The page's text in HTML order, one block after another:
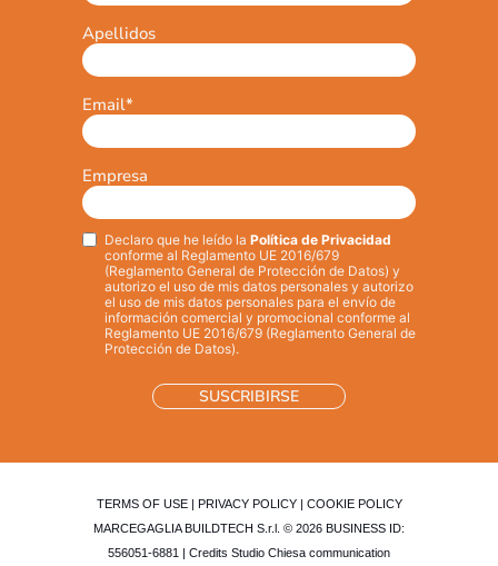
Apellidos
Email*
Empresa
Privacy*
Declaro que he leído la Política de Privacidad
conforme al Reglamento UE 2016/679
(Reglamento General de Protección de Datos) y
autorizo el uso de mis datos personales y autorizo
el uso de mis datos personales para el envío de
información comercial y promocional conforme al
Reglamento UE 2016/679 (Reglamento General de
Protección de Datos).
TERMS OF USE| PRIVACY POLICY| COOKIE POLICY
MARCEGAGLIA BUILDTECH S.r.l. © 2026 BUSINESS ID:
556051-6881 | Credits Studio Chiesa communication